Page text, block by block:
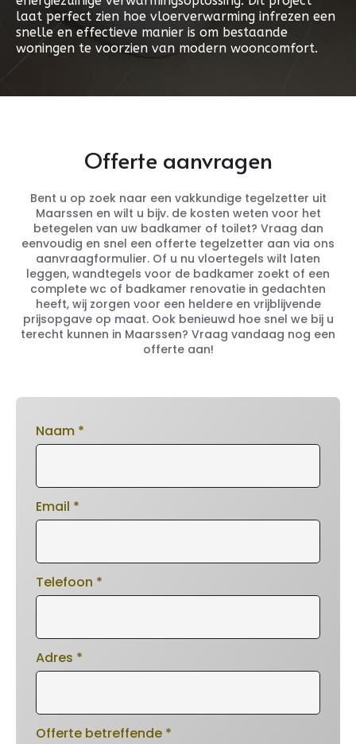
laat perfect zien hoe vloerverwarming infrezen een
snelle en effectieve manier is om bestaande
woningen te voorzien van modern wooncomfort.
Offerte aanvragen
Bent u op zoek naar een vakkundige tegelzetter uit
Maarssen en wilt u bijv. de kosten weten voor het
betegelen van uw badkamer of toilet? Vraag dan
eenvoudig en snel een offerte tegelzetter aan via ons
aanvraagformulier. Of u nu vloertegels wilt laten
leggen, wandtegels voor de badkamer zoekt of een
complete wc of badkamer renovatie in gedachten
heeft, wij zorgen voor een heldere en vrijblijvende
prijsopgave op maat. Ook benieuwd hoe snel we bij u
terecht kunnen in Maarssen? Vraag vandaag nog een
offerte aan!
Naam *
Email *
Telefoon *
Adres *
Offerte betreffende *